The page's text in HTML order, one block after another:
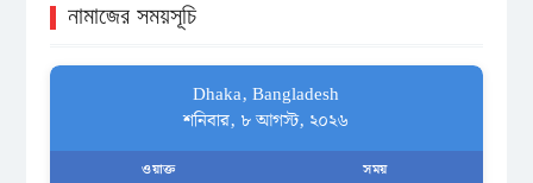
নামাজের সময়সূচি
Dhaka, Bangladesh
শনিবার, ৮ আগস্ট, ২০২৬
ওয়াক্ত সময়